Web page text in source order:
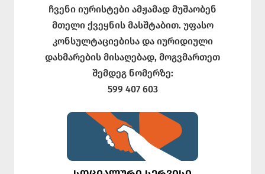
ჩვენი იურისტები ამჟამად მუშაობენ
მთელი ქვეყნის მასშტაბით. უფასო
კონსულტაციებისა და იურიდიული
დახმარების მისაღებად, მოგვმართეთ
შემდეგ ნომერზე:
599 407 603